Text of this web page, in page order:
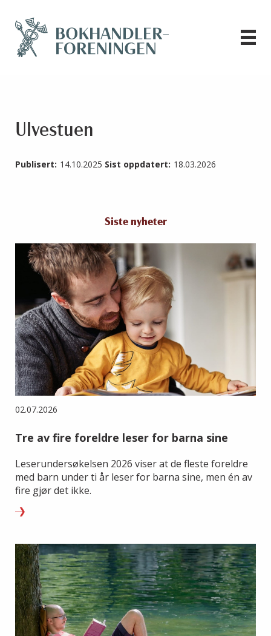
Ulvestuen
Publisert: 14.10.2025 Sist oppdatert: 18.03.2026
Siste nyheter
02.07.2026
Tre av fire foreldre leser for barna sine
Leserundersøkelsen 2026 viser at de fleste foreldre
med barn under ti år leser for barna sine, men én av
fire gjør det ikke.